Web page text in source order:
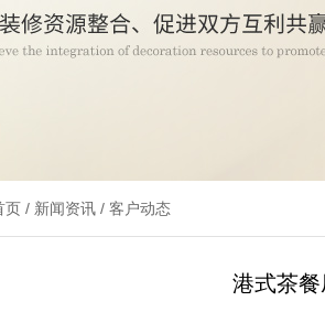
页 / 新闻资讯 / 客户动态
港式茶